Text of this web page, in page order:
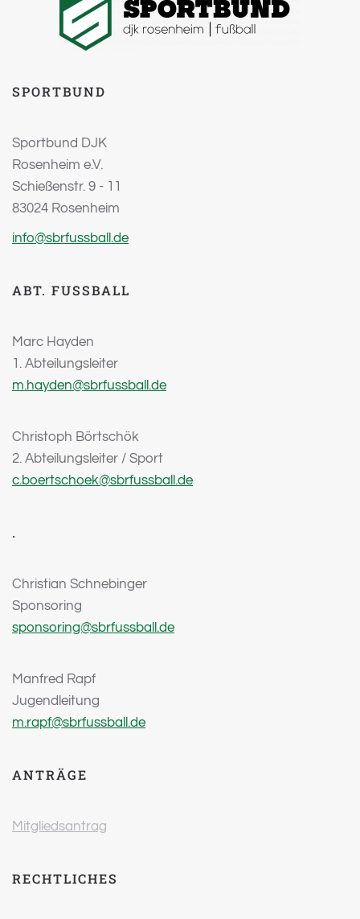
SPORTBUND
Sportbund DJK
Rosenheim e.V.
Schießenstr. 9 - 11
83024 Rosenheim
info@sbrfussball.de
ABT. FUSSBALL
Marc Hayden
1. Abteilungsleiter
m.hayden@sbrfussball.de
Christoph Börtschök
2. Abteilungsleiter / Sport
c.boertschoek@sbrfussball.de
.
Christian Schnebinger
Sponsoring
sponsoring@sbrfussball.de
Manfred Rapf
Jugendleitung
m.rapf@sbrfussball.de
ANTRÄGE
Mitgliedsantrag
RECHTLICHES